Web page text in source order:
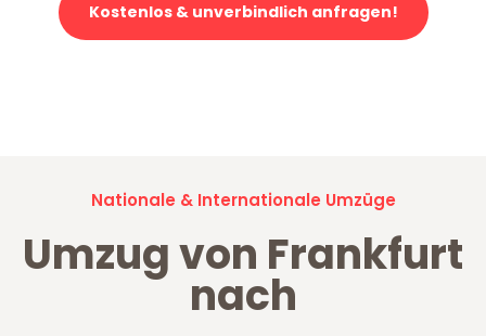
Kostenlos & unverbindlich anfragen!
Nationale & Internationale Umzüge
Umzug von Frankfurt
nach